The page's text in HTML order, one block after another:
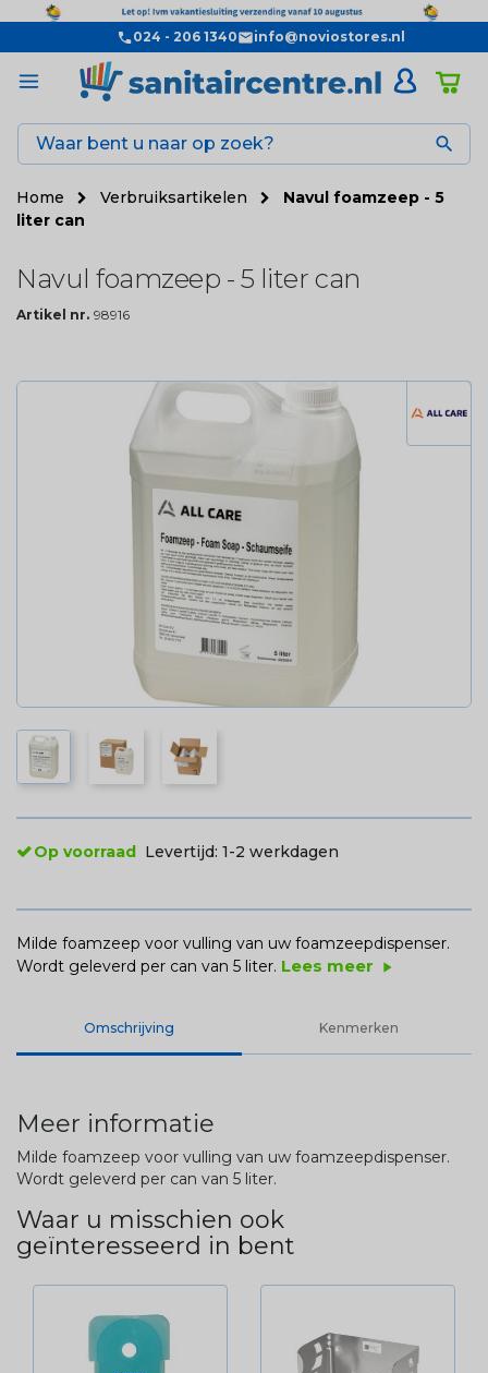
024 - 206 1340 info@noviostores.nl

Home Verbruiksartikelen
Navul foamzeep - 5
liter can
Navul foamzeep - 5 liter can
Artikel nr. 98916
Op voorraad Levertijd: 1-2 werkdagen
Milde foamzeep voor vulling van uw foamzeepdispenser.
Wordt geleverd per can van 5 liter. Lees meer play_arrow
Omschrijving Kenmerken
Meer informatie
Milde foamzeep voor vulling van uw foamzeepdispenser.
Wordt geleverd per can van 5 liter.
Waar u misschien ook
geïnteresseerd in bent